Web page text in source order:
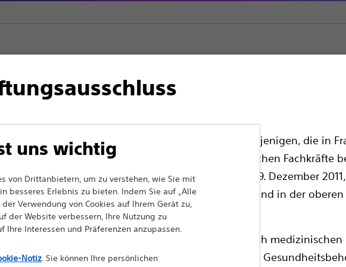
Fachkräfte in EUROPA, mit Ausnahme derjenigen, die in
folgenden Seiten für alle internationalen medizinischen Fachkräfte
französischen Werbegesetz Nr. 2011-2012 vom 29. Dezember
Andere medizinische Fachkräfte sollten ihr Land in der
auswählen.
Sie, dass die folgenden Seiten ausschließlich medizinischen
mit entsprechenden Produktzulassungen von den
und Therapien für die benigne Prostatahyperplasie
hat es sich zum Ziel gesetzt, mit innovativen medizinischen Lösungen
der Gesundheit von Patienten auf der ganzen Welt Leben zu
uns wichtig
von Drittanbietern, um zu verstehen, wie Sie mit
besseres Erlebnis zu bieten. Indem Sie auf „Alle
Verwendung von Cookies auf Ihrem Gerät zu,
der Website verbessern, Ihre Nutzung zu
Interessen und Präferenzen anzupassen.
Notiz. Sie können Ihre persönlichen